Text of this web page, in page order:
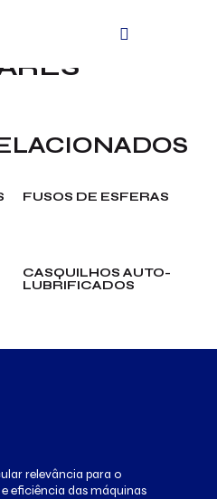
FUSOS DE ESFERAS
CASQUILHOS AUTO-
LUBRIFICADOS
relevância para o
eficiência das máquinas